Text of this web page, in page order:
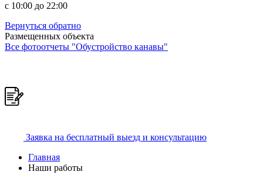
c 10:00 до 22:00
Вернуться обратно
Размещенных объекта
Все фотоотчеты "Обустройство канавы"
Заявка на бесплатный выезд и консультацию
Главная
Наши работы